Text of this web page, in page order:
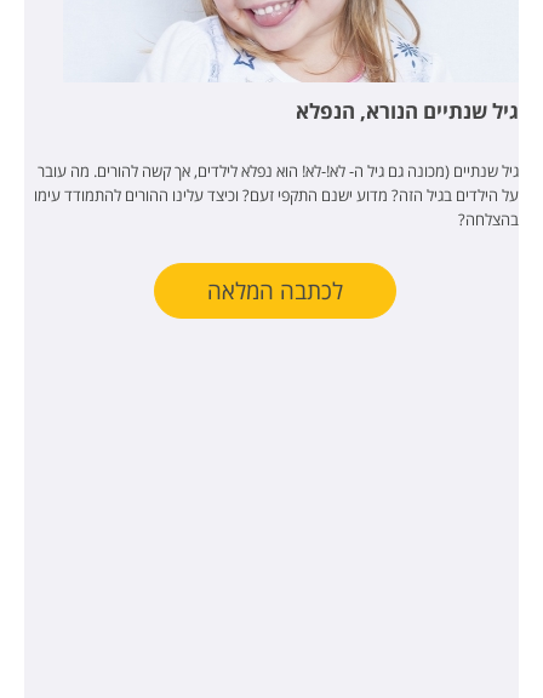
גיל שנתיים הנורא, הנפלא
גיל שנתיים (מכונה גם גיל ה- לא!-לא! הוא נפלא לילדים, אך קשה להורים. מה עובר
על הילדים בגיל הזה? מדוע ישנם התקפי זעם? וכיצד עלינו ההורים להתמודד עימו
בהצלחה?
לכתבה המלאה